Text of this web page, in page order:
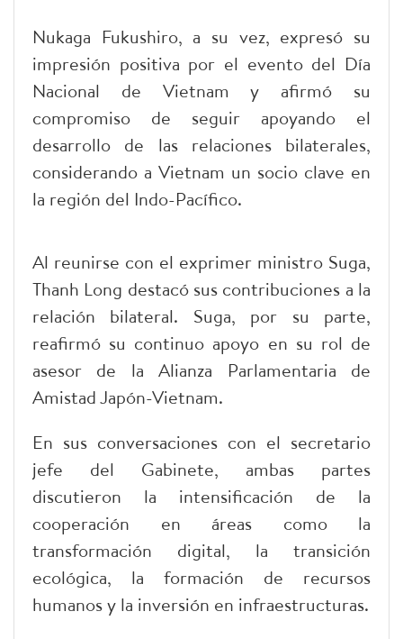
Nukaga Fukushiro, a su vez, expresó su
impresión positiva por el evento del Día
Nacional de Vietnam y afirmó su
compromiso de seguir apoyando el
desarrollo de las relaciones bilaterales,
considerando a Vietnam un socio clave en
la región del Indo-Pacífico.
Al reunirse con el exprimer ministro Suga,
Thanh Long destacó sus contribuciones a la
relación bilateral. Suga, por su parte,
reafirmó su continuo apoyo en su rol de
asesor de la Alianza Parlamentaria de
Amistad Japón-Vietnam.
En sus conversaciones con el secretario
jefe del Gabinete, ambas partes
discutieron la intensificación de la
cooperación en áreas como la
transformación digital, la transición
ecológica, la formación de recursos
humanos y la inversión en infraestructuras.